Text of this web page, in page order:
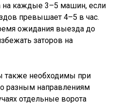
на каждые 3–5 машин, если
превышает 4–5 в час.
ожидания выезда до
заторов на
также необходимы при
разным направлениям
отдельные ворота